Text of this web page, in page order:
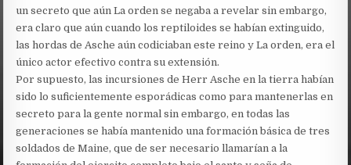
un secreto que aún La orden se negaba a revelar sin embargo,
era claro que aún cuando los reptiloides se habían extinguido,
las hordas de Asche aún codiciaban este reino y La orden, era el
único actor efectivo contra su extensión.
Por supuesto, las incursiones de Herr Asche en la tierra habían
sido lo suficientemente esporádicas como para mantenerlas en
secreto para la gente normal sin embargo, en todas las
generaciones se había mantenido una formación básica de tres
soldados de Maine, que de ser necesario llamarían a la